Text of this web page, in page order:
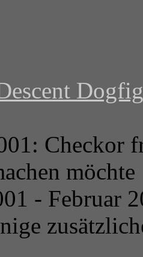
Checkor
möchte
- Februar